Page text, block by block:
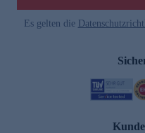
Es gelten die